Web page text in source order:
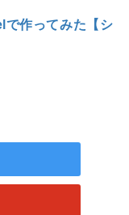
で作ってみた【シ